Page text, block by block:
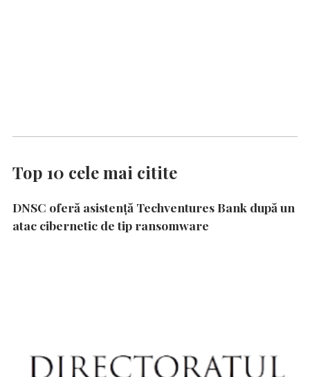
Top 10 cele mai citite
DNSC oferă asistență Techventures Bank după un
atac cibernetic de tip ransomware